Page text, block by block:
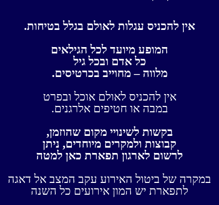
אין להכניס עגלות לאולם בגלל בטיחות.
המופע מיועד לכל הגילאים
כל אדם ובכל גיל
מלווה – מחוייב בכרטיסים.
אין להכניס לאולם אוכל ובפרט
במבה או חטיפים אלרגנים.
בקשות לשינויי מקום שהוזמן,
קבוצות ולמקרים מיוחדים, ניתן
לרשום לארגון תפארת כאן למטה
במקרה של ביטול האירוע עקב המצב אל דאגה
לתפארת יש המון אירועים כל השנה